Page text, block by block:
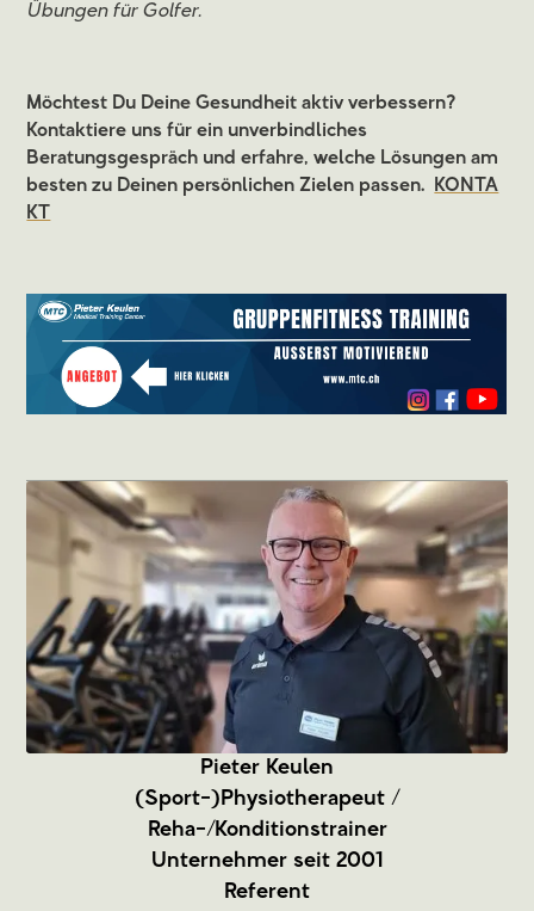
Übungen für Golfer.
Möchtest Du Deine Gesundheit aktiv verbessern?
Kontaktiere uns für ein unverbindliches
Beratungsgespräch und erfahre, welche Lösungen am
besten zu Deinen persönlichen Zielen passen. KONTA
KT
Pieter Keulen
(Sport-)Physiotherapeut /
Reha-/Konditionstrainer
Unternehmer seit 2001
Referent